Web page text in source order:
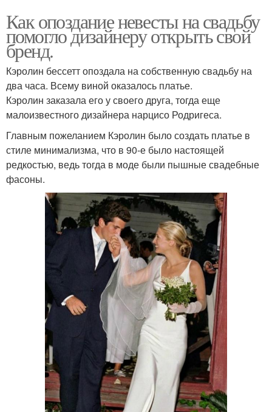
Как опоздание невесты на свадьбу
помогло дизайнеру открыть свой
бренд.
Кэролин бессетт опоздала на собственную свадьбу на
два часа. Всему виной оказалось платье.
Кэролин заказала его у своего друга, тогда еще
малоизвестного дизайнера нарцисо Родригеса.
Главным пожеланием Кэролин было создать платье в
стиле минимализма, что в 90-е было настоящей
редкостью, ведь тогда в моде были пышные свадебные
фасоны.